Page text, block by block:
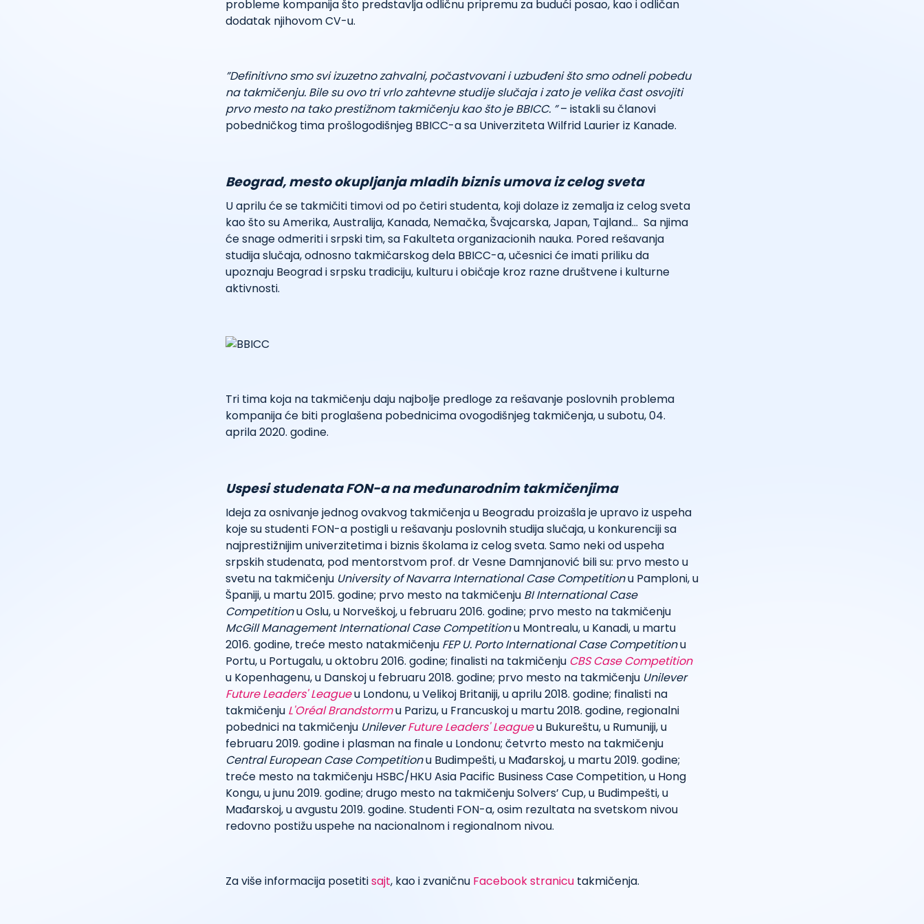
probleme kompanija što predstavlja odličnu pripremu za budući posao, kao i odličan
dodatak njihovom CV-u.
”Definitivno smo svi izuzetno zahvalni, počastvovani i uzbuđeni što smo odneli pobedu
na takmičenju. Bile su ovo tri vrlo zahtevne studije slučaja i zato je velika čast osvojiti
prvo mesto na tako prestižnom takmičenju kao što je BBICC. ”– istakli su članovi
pobedničkog tima prošlogodišnjeg BBICC-a sa Univerziteta Wilfrid Laurier iz Kanade.
Beograd, mesto okupljanja mladih biznis umova iz celog sveta
U aprilu će se takmičiti timovi od po četiri studenta, koji dolaze iz zemalja iz celog sveta
kao što su Amerika, Australija, Kanada, Nemačka, Švajcarska, Japan, Tajland… Sa njima
će snage odmeriti i srpski tim, sa Fakulteta organizacionih nauka. Pored rešavanja
studija slučaja, odnosno takmičarskog dela BBICC-a, učesnici će imati priliku da
upoznaju Beograd i srpsku tradiciju, kulturu i običaje kroz razne društvene i kulturne
aktivnosti.
Tri tima koja na takmičenju daju najbolje predloge za rešavanje poslovnih problema
kompanija će biti proglašena pobednicima ovogodišnjeg takmičenja, u subotu, 04.
aprila 2020. godine.
Uspesi studenata FON-a na međunarodnim takmičenjima
Ideja za osnivanje jednog ovakvog takmičenja u Beogradu proizašla je upravo iz uspeha
koje su studenti FON-a postigli u rešavanju poslovnih studija slučaja, u konkurenciji sa
najprestižnijim univerzitetima i biznis školama iz celog sveta. Samo neki od uspeha
srpskih studenata, pod mentorstvom prof. dr Vesne Damnjanović bili su: prvo mesto u
svetu na takmičenju University of Navarra International Case Competitionu Pamploni, u
Španiji, u martu 2015. godine; prvo mesto na takmičenju BI International Case
Competitionu Oslu, u Norveškoj, u februaru 2016. godine; prvo mesto na takmičenju
McGill Management International Case Competitionu Montrealu, u Kanadi, u martu
2016. godine, treće mesto natakmičenju FEP U. Porto International Case Competitionu
Portu, u Portugalu, u oktobru 2016. godine; finalisti na takmičenju CBS Case Competition
u Kopenhagenu, u Danskoj u februaru 2018. godine; prvo mesto na takmičenju Unilever
Future Leaders' Leagueu Londonu, u Velikoj Britaniji, u aprilu 2018. godine; finalisti na
takmičenju L'Oréal Brandstormu Parizu, u Francuskoj u martu 2018. godine, regionalni
pobednici na takmičenju UnileverFuture Leaders' Leagueu Bukureštu, u Rumuniji, u
februaru 2019. godine i plasman na finale u Londonu; četvrto mesto na takmičenju
Central European Case Competitionu Budimpešti, u Mađarskoj, u martu 2019. godine;
treće mesto na takmičenju HSBC/HKU Asia Pacific Business Case Competition, u Hong
Kongu, u junu 2019. godine; drugo mesto na takmičenju Solvers’ Cup, u Budimpešti, u
Mađarskoj, u avgustu 2019. godine. Studenti FON-a, osim rezultata na svetskom nivou
redovno postižu uspehe na nacionalnom i regionalnom nivou.
Za više informacija posetitisajt, kao i zvaničnu Facebook stranicu takmičenja.